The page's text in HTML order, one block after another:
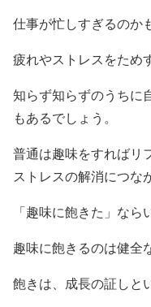
仕事が忙しすぎるのか
疲れやストレスをため
知らず知らずのうちに
もあるでしょう。
普通は趣味をすればリ
ストレスの解消につな
「趣味に飽きた」なら
趣味に飽きるのは健全
飽きは、成長の証しと